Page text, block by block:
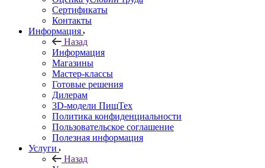
Сертификаты
Контакты
Информация
Назад
Информация
Магазины
Мастер-классы
Готовые решения
Дилерам
3D-модели ПищТех
Политика конфиденциальности
Пользовательское соглашение
Полезная информация
Услуги
Назад